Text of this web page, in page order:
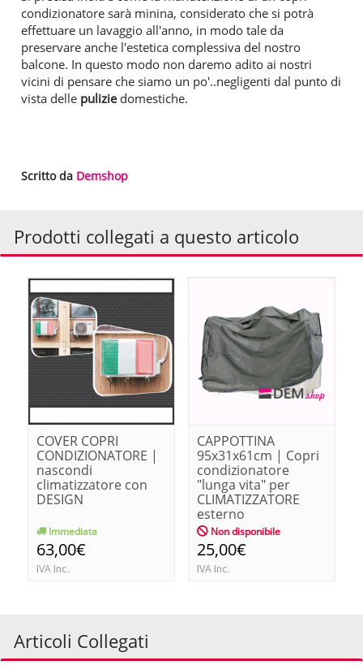
condizionatore sarà minina, considerato che si potrà
effettuare un lavaggio all'anno, in modo tale da
preservare anche l'estetica complessiva del nostro
balcone. In questo modo non daremo adito ai nostri
vicini di pensare che siamo un po'..negligenti dal punto di
vista delle puliziedomestiche.
Scritto da Demshop
Prodotti collegati a questo articolo
COVER COPRI
CONDIZIONATORE |
nascondi
climatizzatore con
DESIGN
Immediata
63,00€
IVA Inc.
CAPPOTTINA
95x31x61cm | Copri
condizionatore
"lunga vita" per
CLIMATIZZATORE
esterno
Non disponibile
25,00€
IVA Inc.
Articoli Collegati